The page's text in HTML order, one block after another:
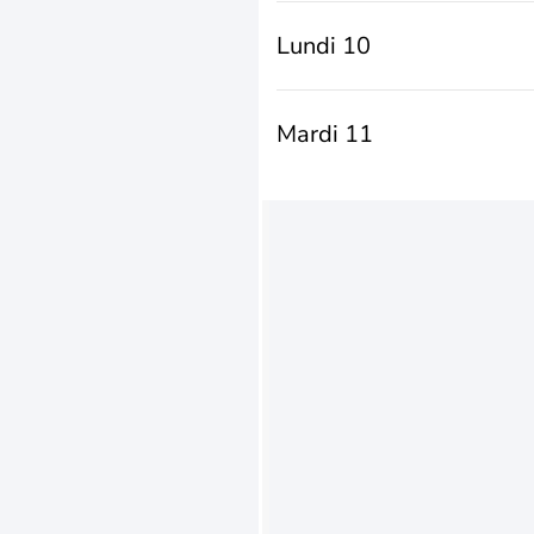
Lundi 10
Mardi 11